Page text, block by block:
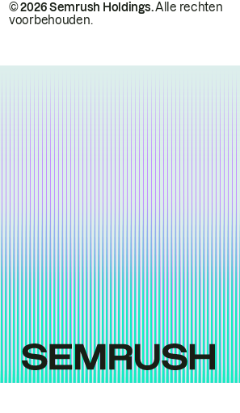
© 2026 Semrush Holdings.Alle rechten
voorbehouden.